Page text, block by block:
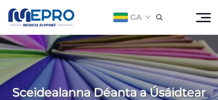
GA 
Sceidealanna Déanta a Úsáidtear